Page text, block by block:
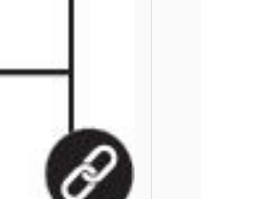
2 motoren)